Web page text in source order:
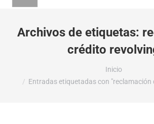
Archivos de etiquetas:
crédito
Inicio
Entradas etiquetadas con "reclamación